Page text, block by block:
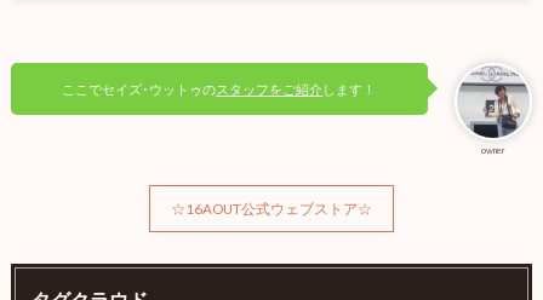
owner
ここでセイズ･ウットゥのスタッフをご紹介します！
☆16AOUT公式ウェブストア☆